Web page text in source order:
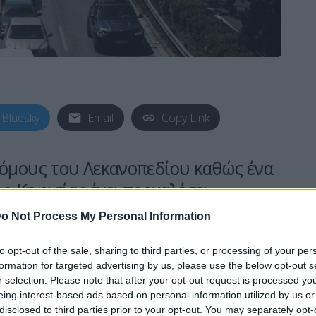
Not Process My Personal Information
opt-out of the sale, sharing to third parties, or processing of your
for targeted advertising by us, please use the below opt-out
selection. Please note that after your opt-out request is processed
interest-based ads based on personal information utilized by us
to third parties prior to your opt-out. You may separately
Bluesky Email Copy Link
του Λεκανοπεδίου καθώς ένα
έχει προκαλέσει…
λεωφόρου Κηφισίας, στο ύψος του Κολεγίου
στο «κόκκινο».